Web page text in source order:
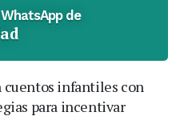
de
cuentos infantiles con
para incentivar